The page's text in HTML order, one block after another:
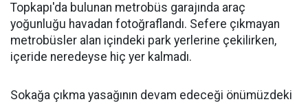
Topkapı'da bulunan metrobüs garajında araç
yoğunluğu havadan fotoğraflandı. Sefere çıkmayan
metrobüsler alan içindeki park yerlerine çekilirken,
içeride neredeyse hiç yer kalmadı.
Sokağa çıkma yasağının devam edeceği önümüzdeki